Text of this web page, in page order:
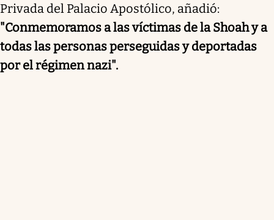
Privada del Palacio Apostólico, añadió:
"Conmemoramos a las víctimas de la Shoah y a
todas las personas perseguidas y deportadas
por el régimen nazi".